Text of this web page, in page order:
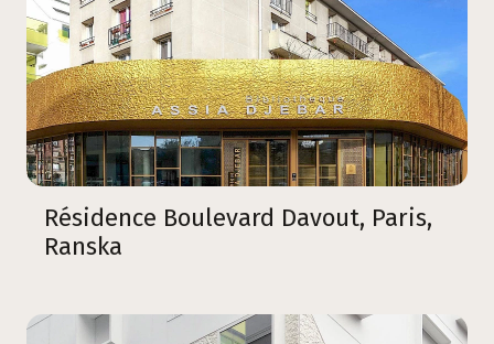
Résidence Boulevard Davout, Paris,
Ranska